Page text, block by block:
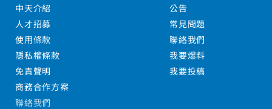
中天介紹
人才招募
使用條款
隱私權條款
免責聲明
商務合作方案
公告
常見問題
聯絡我們
我要爆料
我要投稿
聯絡我們